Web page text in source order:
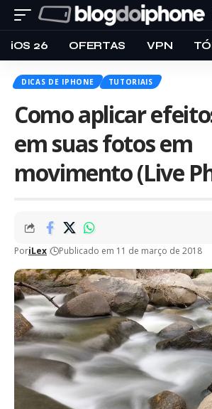
iOS 26 OFERTAS VPN
DICAS DE IPHONE TUTORIAIS
Como aplicar
em suas fotos em
movimento (Live
PoriLex Publicado em 11 de março de 2018